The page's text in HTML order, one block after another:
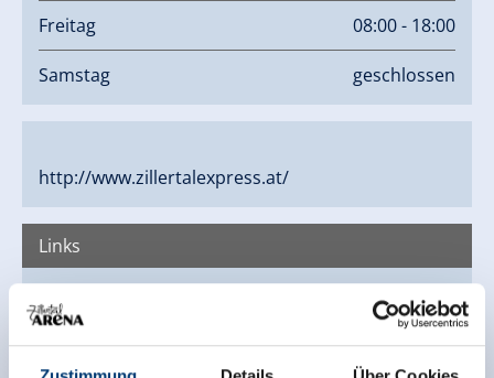
Freitag 08:00 - 18:00
Samstag geschlossen
http://www.zillertalexpress.at/
Links
Homepage